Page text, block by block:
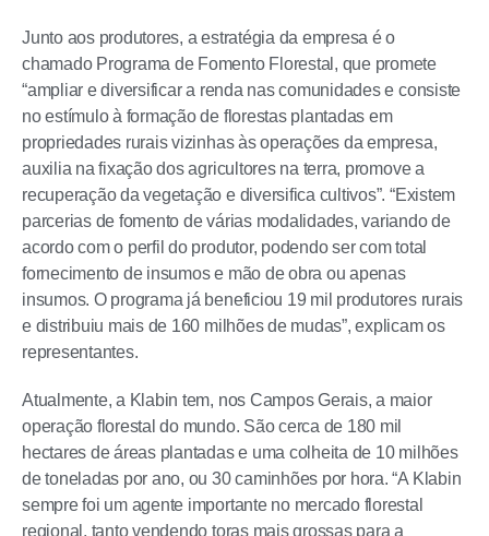
Junto aos produtores, a estratégia da empresa é o
chamado Programa de Fomento Florestal, que promete
“ampliar e diversificar a renda nas comunidades e consiste
no estímulo à formação de florestas plantadas em
propriedades rurais vizinhas às operações da empresa,
auxilia na fixação dos agricultores na terra, promove a
recuperação da vegetação e diversifica cultivos”. “Existem
parcerias de fomento de várias modalidades, variando de
acordo com o perfil do produtor, podendo ser com total
fornecimento de insumos e mão de obra ou apenas
insumos. O programa já beneficiou 19 mil produtores rurais
e distribuiu mais de 160 milhões de mudas”, explicam os
representantes.
Atualmente, a Klabin tem, nos Campos Gerais, a maior
operação florestal do mundo. São cerca de 180 mil
hectares de áreas plantadas e uma colheita de 10 milhões
de toneladas por ano, ou 30 caminhões por hora. “A Klabin
sempre foi um agente importante no mercado florestal
regional, tanto vendendo toras mais grossas para a